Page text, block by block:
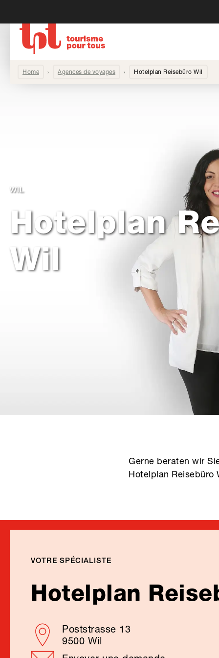
Home Agences de voyages Hotelplan Reisebüro Wil
Hotelplan
Wil
WIL
Gerne beraten wir
Hotelplan Reisebüro
VOTRE SPÉCIALISTE
Hotelplan
Poststrasse 13
9500 Wil